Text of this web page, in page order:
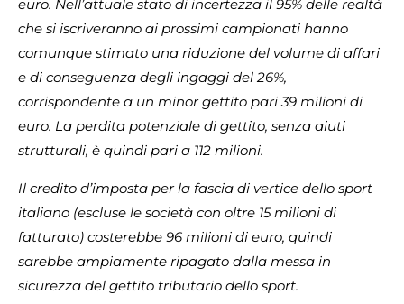
euro. Nell’attuale stato di incertezza il 95% delle realtà
che si iscriveranno ai prossimi campionati hanno
comunque stimato una riduzione del volume di affari
e di conseguenza degli ingaggi del 26%,
corrispondente a un minor gettito pari 39 milioni di
euro. La perdita potenziale di gettito, senza aiuti
strutturali, è quindi pari a 112 milioni.
Il credito d’imposta per la fascia di vertice dello sport
italiano (escluse le società con oltre 15 milioni di
fatturato) costerebbe 96 milioni di euro, quindi
sarebbe ampiamente ripagato dalla messa in
sicurezza del gettito tributario dello sport.